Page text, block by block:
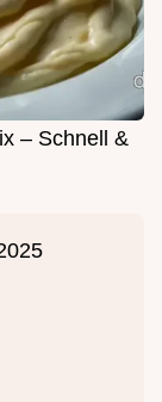
– Schnell &